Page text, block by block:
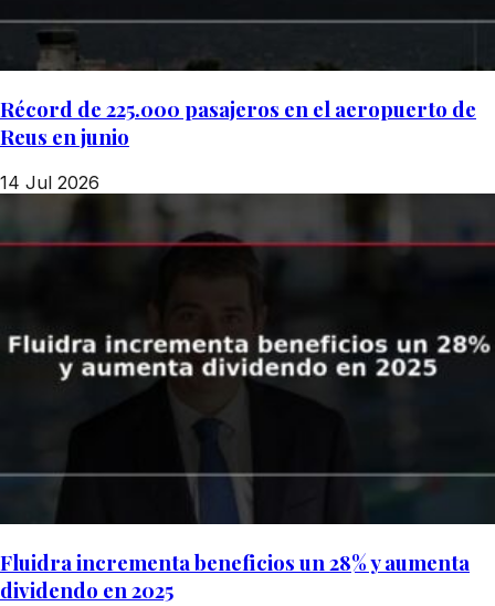
Récord de 225.000 pasajeros en el aeropuerto de
Reus en junio
14 Jul 2026
Fluidra incrementa beneficios un 28% y aumenta
dividendo en 2025